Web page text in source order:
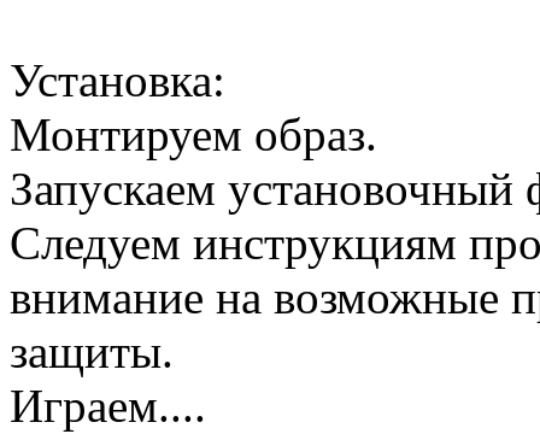
Установка:
Монтируем образ.
Запускаем
Следуем инструкциям
внимание на возможные
защиты.
Играем....